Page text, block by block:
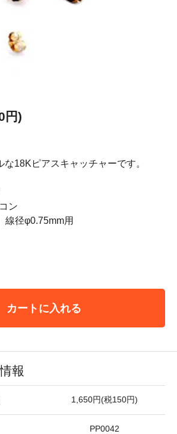
円)
18Kピアスキャッチャーです。
ン
径φ0.75mm用
カートに入れる
報
1,650円(税150円)
PP0042